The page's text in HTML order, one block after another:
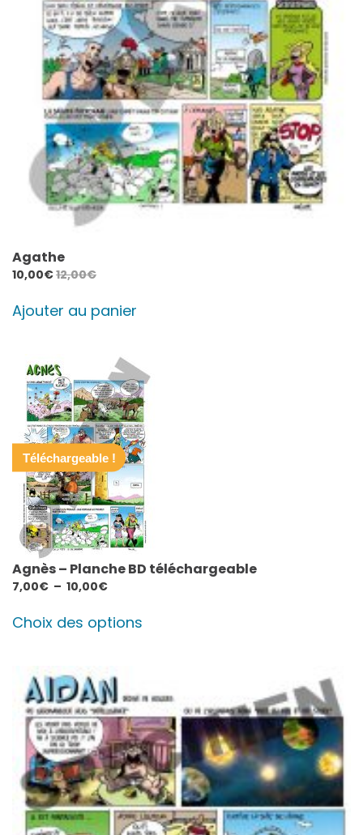
Agathe
10,00€12,00€
Ajouter au panier
Téléchargeable !
Agnès – Planche BD téléchargeable
7,00€ – 10,00€Plage
prix :
Choix des options
variations.
Les
options
peuvent
être
choisies
sur